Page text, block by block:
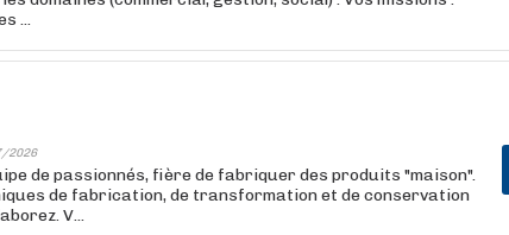
...
2026
de passionnés, fière de fabriquer des produits "maison".
de fabrication, de transformation et de conservation
V...